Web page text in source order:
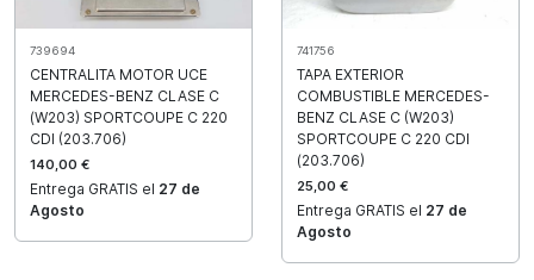
739694
CENTRALITA MOTOR UCE
MERCEDES-BENZ CLASE C
(W203) SPORTCOUPE C 220
CDI (203.706)
140,00 €
Entrega GRATIS el 27 de
Agosto
741756
TAPA EXTERIOR
COMBUSTIBLE MERCEDES-
BENZ CLASE C (W203)
SPORTCOUPE C 220 CDI
(203.706)
25,00 €
Entrega GRATIS el 27 de
Agosto